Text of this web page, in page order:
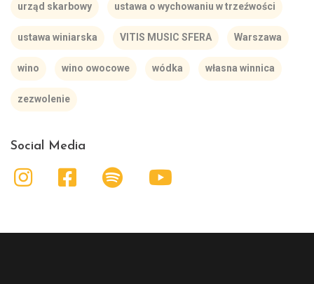
urząd skarbowy ustawa o wychowaniu w trzeźwości
ustawa winiarska VITIS MUSIC SFERA Warszawa
wino wino owocowe wódka własna winnica
zezwolenie
Social Media